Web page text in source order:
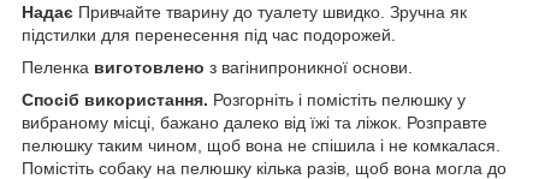
Надає Привчайте тварину до туалету швидко. Зручна як
підстилки для перенесення під час подорожей.
Пеленка виготовлено з вагінипроникної основи.
Спосіб використання. Розгорніть і помістіть пелюшку у
вибраному місці, бажано далеко від їжі та ліжок. Розправте
пелюшку таким чином, щоб вона не спішила і не комкалася.
Помістіть собаку на пелюшку кілька разів, щоб вона могла до